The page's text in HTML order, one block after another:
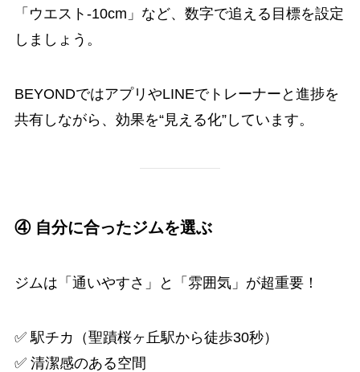
「ウエスト-10cm」など、数字で追える目標を設定
しましょう。
BEYONDではアプリやLINEでトレーナーと進捗を
共有しながら、効果を“見える化”しています。
④ 自分に合ったジムを選ぶ
ジムは「通いやすさ」と「雰囲気」が超重要！
✅ 駅チカ（聖蹟桜ヶ丘駅から徒歩30秒）
✅ 清潔感のある空間